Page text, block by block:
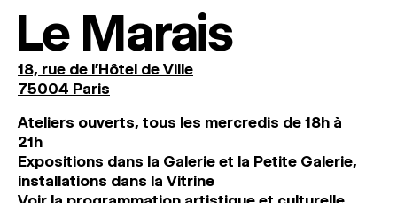
Le Marais
18, rue de l'Hôtel de Ville
75004 Paris
Ateliers ouverts, tous les mercredis de 18h à
21h
Expositions dans la Galerie et la Petite Galerie,
installations dans la Vitrine